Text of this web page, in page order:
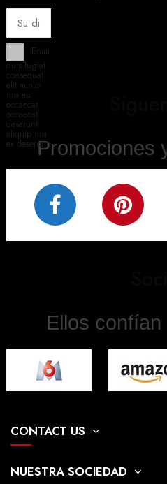
Ellos
Promociones
Enim
quis fugiat
consequat
elit minim
nisi eu
occaecat
occaecat
deserunt
aliquip nisi
ex deserunt.
CONTACT US
NUESTRA SOCIEDAD